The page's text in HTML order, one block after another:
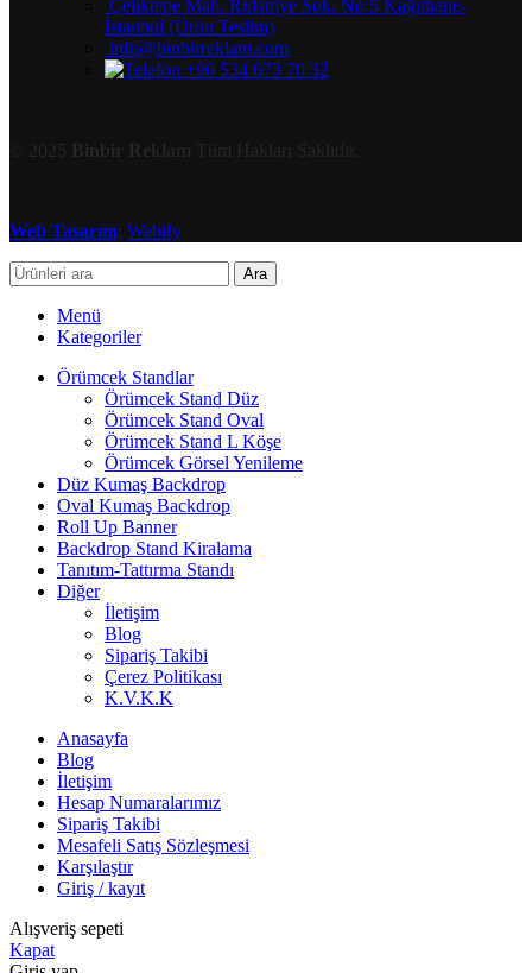
Çeliktepe Mah. Ridaniye Sok. No:5 Kağıthane-
İstanbul (Ürün Teslim)
info@binbirreklam.com
+90 534 673 70 32
Web Tasarım Webify
Ara
Menü
Kategoriler
Örümcek Standlar
Örümcek Stand Düz
Örümcek Stand Oval
Örümcek Stand L Köşe
Örümcek Görsel Yenileme
Düz Kumaş Backdrop
Oval Kumaş Backdrop
Roll Up Banner
Backdrop Stand Kiralama
Tanıtım-Tattırma Standı
Diğer
İletişim
Blog
Sipariş Takibi
Çerez Politikası
K.V.K.K
Anasayfa
Blog
İletişim
Hesap Numaralarımız
Sipariş Takibi
Mesafeli Satış Sözleşmesi
Karşılaştır
Giriş / kayıt
Alışveriş sepeti
Kapat